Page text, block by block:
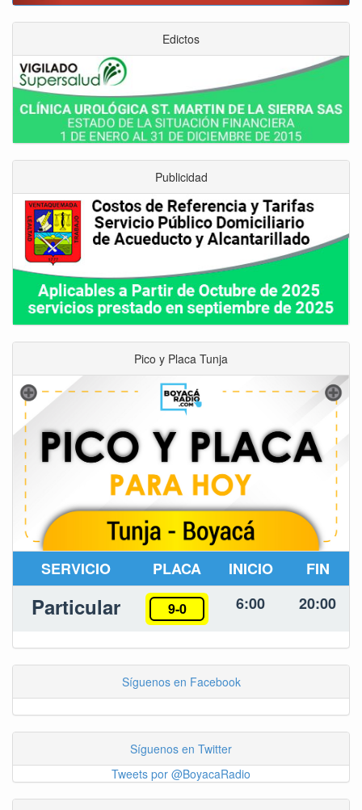
Edictos
Publicidad
Pico y Placa Tunja
SERVICIO PLACA INICIO FIN
Particular 9-0 6:00 20:00
Síguenos en Facebook
Síguenos en Twitter
Tweets por @BoyacaRadio